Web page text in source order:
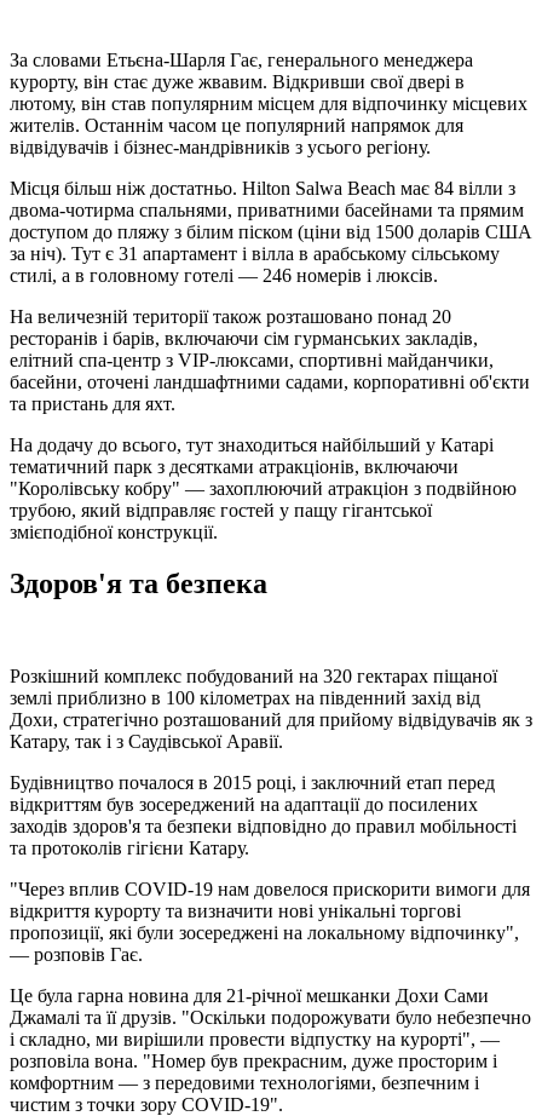
За словами Етьєна-Шарля Гає, генерального менеджера
курорту, він стає дуже жвавим. Відкривши свої двері в
лютому, він став популярним місцем для відпочинку місцевих
жителів. Останнім часом це популярний напрямок для
відвідувачів і бізнес-мандрівників з усього регіону.
Місця більш ніж достатньо. Hilton Salwa Beach має 84 вілли з
двома-чотирма спальнями, приватними басейнами та прямим
доступом до пляжу з білим піском (ціни від 1500 доларів США
за ніч). Тут є 31 апартамент і вілла в арабському сільському
стилі, а в головному готелі — 246 номерів і люксів.
На величезній території також розташовано понад 20
ресторанів і барів, включаючи сім гурманських закладів,
елітний спа-центр з VIP-люксами, спортивні майданчики,
басейни, оточені ландшафтними садами, корпоративні об'єкти
та пристань для яхт.
На додачу до всього, тут знаходиться найбільший у Катарі
тематичний парк з десятками атракціонів, включаючи
"Королівську кобру" — захоплюючий атракціон з подвійною
трубою, який відправляє гостей у пащу гігантської
змієподібної конструкції.
Здоров'я та безпека
Розкішний комплекс побудований на 320 гектарах піщаної
землі приблизно в 100 кілометрах на південний захід від
Дохи, стратегічно розташований для прийому відвідувачів як з
Катару, так і з Саудівської Аравії.
Будівництво почалося в 2015 році, і заключний етап перед
відкриттям був зосереджений на адаптації до посилених
заходів здоров'я та безпеки відповідно до правил мобільності
та протоколів гігієни Катару.
"Через вплив COVID-19 нам довелося прискорити вимоги для
відкриття курорту та визначити нові унікальні торгові
пропозиції, які були зосереджені на локальному відпочинку",
— розповів Гає.
Це була гарна новина для 21-річної мешканки Дохи Сами
Джамалі та її друзів. "Оскільки подорожувати було небезпечно
і складно, ми вирішили провести відпустку на курорті", —
розповіла вона. "Номер був прекрасним, дуже просторим і
комфортним — з передовими технологіями, безпечним і
чистим з точки зору COVID-19".